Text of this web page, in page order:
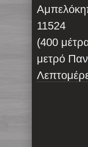
11524
(400
μετρό